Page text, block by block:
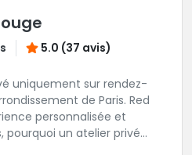
5.0 (37 avis)
uniquement sur rendez-
de Paris. Red
personnalisée et